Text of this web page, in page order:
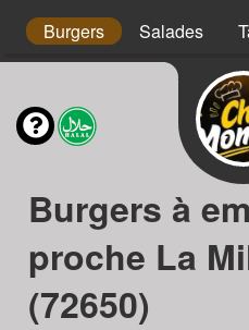
Burgers Salades
Burgers à
proche La
(72650)